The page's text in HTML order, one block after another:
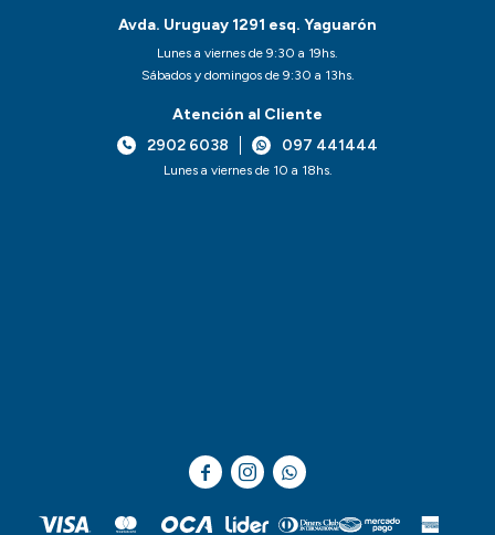
Avda. Uruguay 1291 esq. Yaguarón
Lunes a viernes de 9:30 a 19hs.
Sábados y domingos de 9:30 a 13hs.
Atención al Cliente
2902 6038
097 441444
Lunes a viernes de 10 a 18hs.
  